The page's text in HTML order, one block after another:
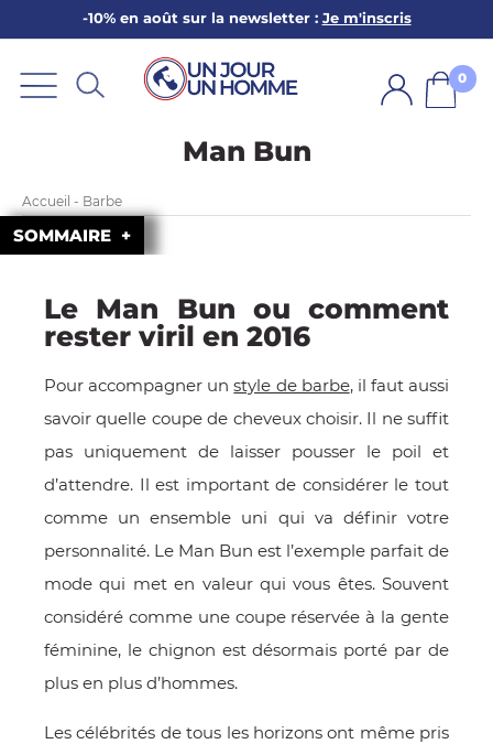
-10% en août sur la newsletter : Je m'inscris
0
LA BARBE
Man Bun
Accueil - Barbe
SOMMAIRE
Le Man Bun ou comment
rester viril en 2016
Pour accompagner unstyle de barbe, il faut aussi
savoir quelle coupe de cheveux choisir. Il ne suffit
pas uniquement de laisser pousser le poil et
d’attendre. Il est important de considérer le tout
comme un ensemble uni qui va définir votre
personnalité. Le Man Bun est l’exemple parfait de
mode qui met en valeur qui vous êtes. Souvent
considéré comme une coupe réservée à la gente
féminine, le chignon est désormais porté par de
plus en plus d’hommes.
Les célébrités de tous les horizons ont même pris